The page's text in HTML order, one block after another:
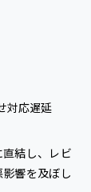
対応遅延
結し、レビ
響を及ぼし